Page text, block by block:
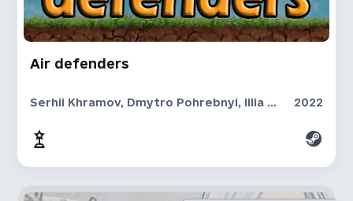
Air defenders
Serhii Khramov, Dmytro Pohrebnyi, Illia Ustenko 2022